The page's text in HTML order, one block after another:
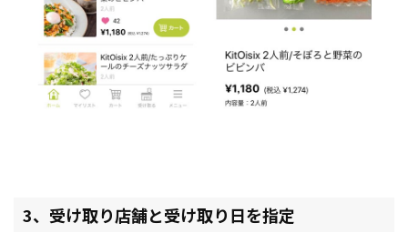
3、受け取り店舗と受け取り日を指定